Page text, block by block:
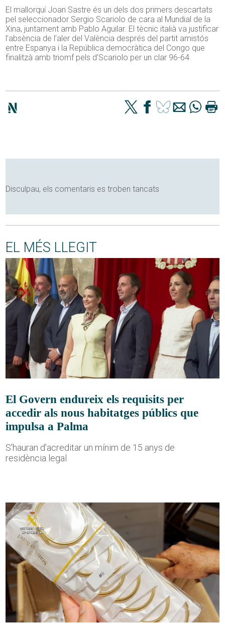
El mallorquí Joan Sastre és un dels dos primers descartats
pel seleccionador Sergio Scariolo de cara al Mundial de la
Xina, juntament amb Pablo Aguilar. El tècnic italià va justificar
l’absència de l’aler del València després del partit amistós
entre Espanya i la República democràtica del Congo que
finalitzà amb triomf pels d’Scariolo per un clar 96-64
Disculpau, els comentaris es troben tancats
EL MÉS LLEGIT
El Govern endureix els requisits per
accedir als nous habitatges públics que
impulsa a Palma
S'hauran d'acreditar un mínim de 15 anys de
residència legal